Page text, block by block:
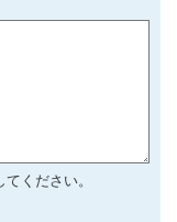
ください。